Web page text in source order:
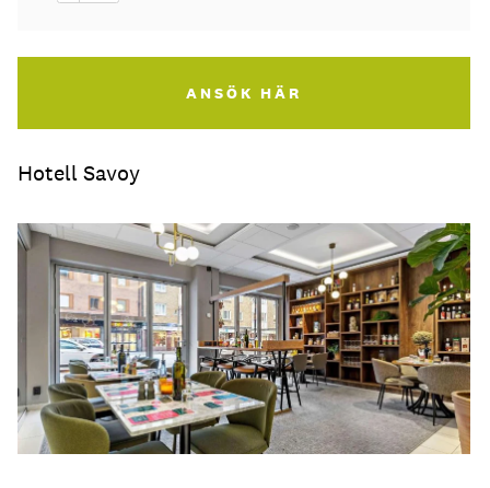
Hotell Savoy
ANSÖK HÄR